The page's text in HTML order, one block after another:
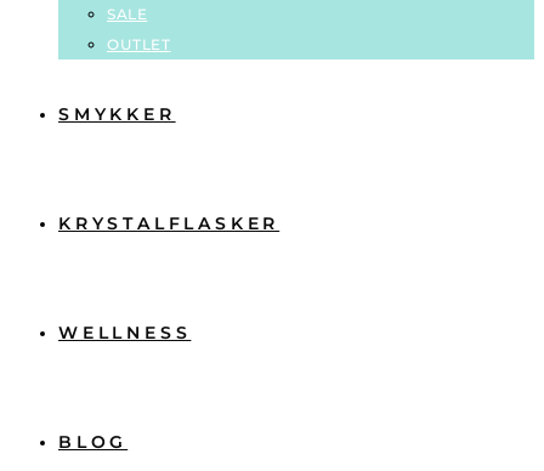
SALE
OUTLET
SMYKKER
KRYSTALFLASKER
WELLNESS
BLOG